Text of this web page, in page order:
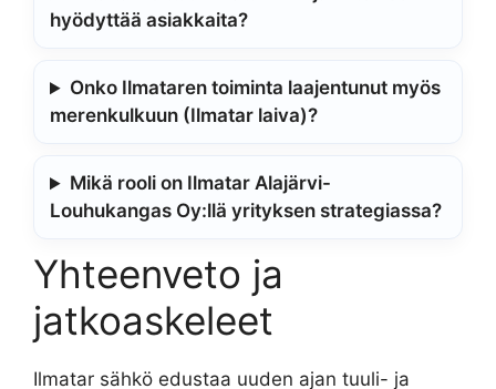
hyödyttää asiakkaita?
Onko Ilmataren toiminta laajentunut myös
merenkulkuun (Ilmatar laiva)?
Mikä rooli on Ilmatar Alajärvi-
Louhukangas Oy:llä yrityksen strategiassa?
Yhteenveto ja
jatkoaskeleet
Ilmatar sähkö edustaa uuden ajan tuuli- ja